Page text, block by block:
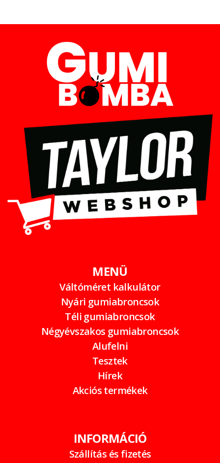
MENÜ
Váltóméret kalkulátor
Nyári gumiabroncsok
Téli gumiabroncsok
Négyévszakos gumiabroncsok
Alufelni
Tesztek
Hírek
Akciós termékek
INFORMÁCIÓ
Szállítás és fizetés